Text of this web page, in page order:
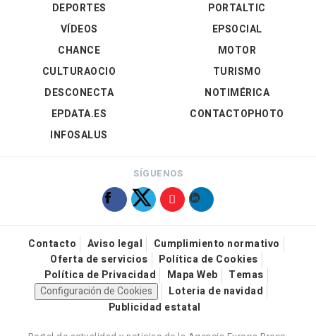
DEPORTES
VÍDEOS
PORTALTIC
EPSOCIAL
CHANCE
CULTURAOCIO
DESCONECTA
EPDATA.ES
INFOSALUS
MOTOR
TURISMO
NOTIMÉRICA
CONTACTOPHOTO
SÍGUENOS
Contacto Aviso legal
Cumplimiento normativo
Oferta de servicios
Política de Cookies
Política de Privacidad
Mapa Web
Temas
Configuración de Cookies
Loteria de navidad
Publicidad estatal